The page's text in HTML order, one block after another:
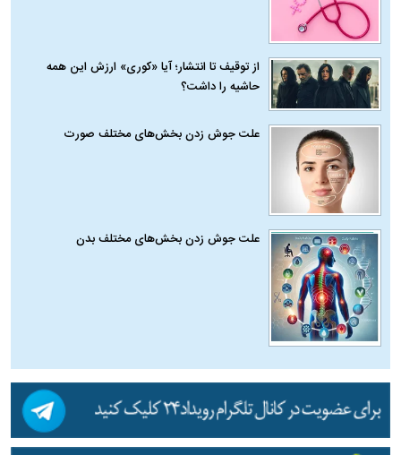
از توقیف تا انتشار؛ آیا «کوری» ارزش این همه
حاشیه را داشت؟
علت جوش زدن بخش‌های مختلف صورت
علت جوش زدن بخش‌های مختلف بدن